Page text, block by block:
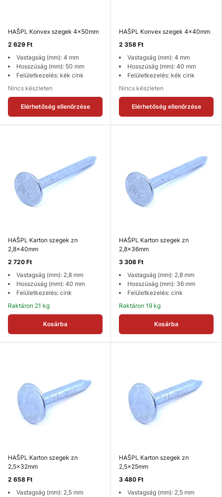
HAŠPL Konvex szegek 4x50mm
2 629 Ft
Vastagság (mm): 4 mm
Hosszúság (mm): 50 mm
Felületkezelés: kék cink
Nincs készleten
Elérhetőség ellenőrzése
HAŠPL Konvex szegek 4x40mm
2 358 Ft
Vastagság (mm): 4 mm
Hosszúság (mm): 40 mm
Felületkezelés: kék cink
Nincs készleten
Elérhetőség ellenőrzése
HAŠPL Karton szegek zn
2,8x40mm
2 720 Ft
Vastagság (mm): 2,8 mm
Hosszúság (mm): 40 mm
Felületkezelés: cink
Raktáron 21 kg
Kosárba
HAŠPL Karton szegek zn
2,8x36mm
3 308 Ft
Vastagság (mm): 2,8 mm
Hosszúság (mm): 36 mm
Felületkezelés: cink
Raktáron 19 kg
Kosárba
HAŠPL Karton szegek zn
2,5x32mm
2 658 Ft
Vastagság (mm): 2,5 mm
HAŠPL Karton szegek zn
2,5x25mm
3 480 Ft
Vastagság (mm): 2,5 mm